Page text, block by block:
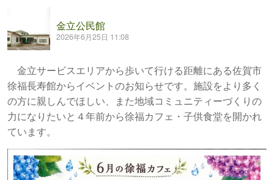
金立公民館
2026年6月25日 11:08
金立サービスエリアから歩いて行ける距離にある佐賀市
徐福長寿館からイベントのお知らせです。施設をより多く
の方に親しんでほしい、また地域コミュニティーづくりの
力になりたいと４年前から徐福カフェ・子供食堂を開かれ
ています。